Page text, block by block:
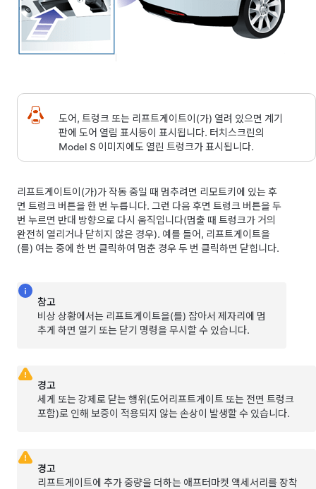
도어, 트렁크 또는 리프트게이트이(가) 열려 있으면 계기
판에 도어 열림 표시등이 표시됩니다. 터치스크린의
Model S 이미지에도 열린 트렁크가 표시됩니다.
리프트게이트이(가)가 작동 중일 때 멈추려면 리모트키에 있는 후
면 트렁크 버튼을 한 번 누릅니다. 그런 다음 후면 트렁크 버튼을 두
번 누르면 반대 방향으로 다시 움직입니다(멈출 때 트렁크가 거의
완전히 열리거나 닫히지 않은 경우). 예를 들어, 리프트게이트을
(를) 여는 중에 한 번 클릭하여 멈춘 경우 두 번 클릭하면 닫힙니다.
참고
비상 상황에서는 리프트게이트을(를) 잡아서 제자리에 멈
추게 하면 열기 또는 닫기 명령을 무시할 수 있습니다.
경고
세게 또는 강제로 닫는 행위(도어 리프트게이트 또는 전면 트렁크
포함)로 인해 보증이 적용되지 않는 손상이 발생할 수 있습니다.
경고
리프트게이트에 추가 중량을 더하는 애프터마켓 액세서리를 장착